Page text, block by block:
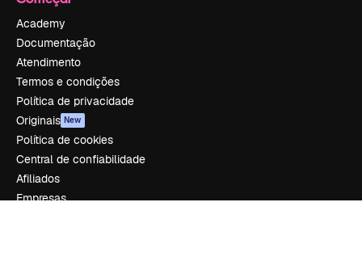
Academy
Documentação
Atendimento
Termos e condições
Política de privacidade
Originais New
Política de cookies
Central de confiabilidade
Afiliados
Empresas